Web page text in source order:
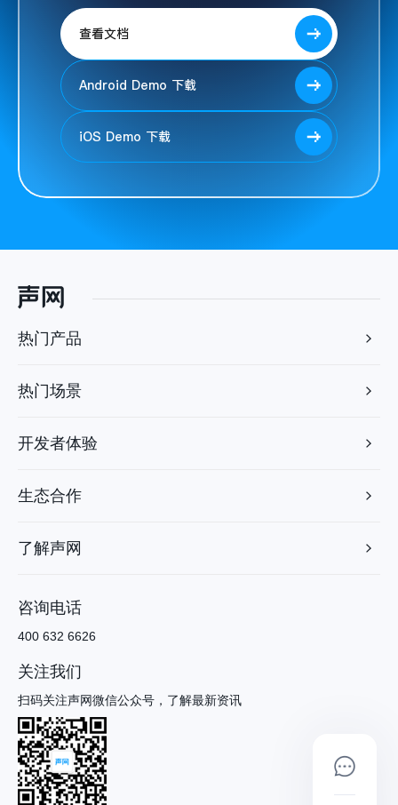
查看文档
Android Demo 下载
iOS Demo 下载
热门产品
热门场景
开发者体验
生态合作
了解声网
咨询电话
400 632 6626
关注我们
扫码关注声网微信公众号，了解最新资讯